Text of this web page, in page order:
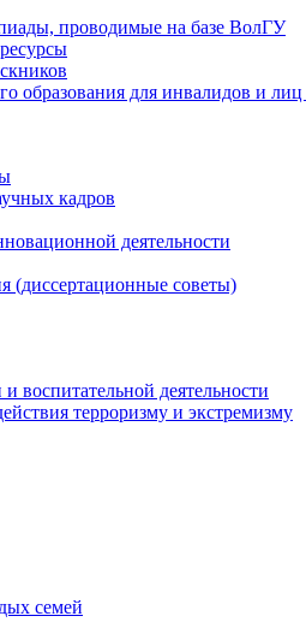
проводимые на базе ВолГУ
образования для инвалидов и
кадров
деятельности
(диссертационные советы)
воспитательной деятельности
терроризму и экстремизму
семей